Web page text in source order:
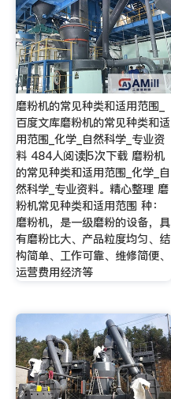
磨粉机的常见种类和适用范围_
百度文库磨粉机的常见种类和适
用范围_化学_自然科学_专业资
料 484人阅读|5次下载 磨粉机
的常见种类和适用范围_化学_自
然科学_专业资料。精心整理 磨
粉机常见种类和适用范围 种：
磨粉机，是一级磨粉的设备，具
有磨粉比大、产品粒度均匀、结
构简单、工作可靠、维修简便、
运营费用经济等